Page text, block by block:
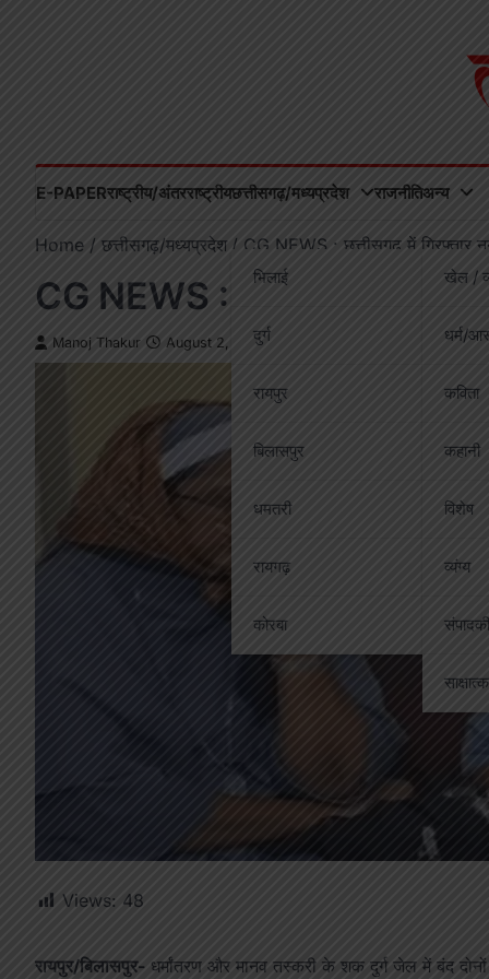
E-PAPERराष्ट्रीय/अंतरराष्ट्रीयछत्तीसगढ़/मध्यप्रदेश
भिलाई
दुर्ग
रायपुर
बिलासपुर
धमतरी
रायगढ़
कोरबा
राजनीतिअन्य
खेल /
धर्म/
कविता
कहानी
विशेष
व्यंग्य
Home छत्तीसगढ़/मध्यप्रदेश CG NEWS : छत्तीसगढ़ में गिरफ्तार
CG NEWS : छत्तीसगढ़ में
Manoj Thakur August 2, 2025
Views: 48
रायपुर/बिलासपुर- धर्मांतरण और मानव तस्करी के शक दुर्ग जेल में बंद